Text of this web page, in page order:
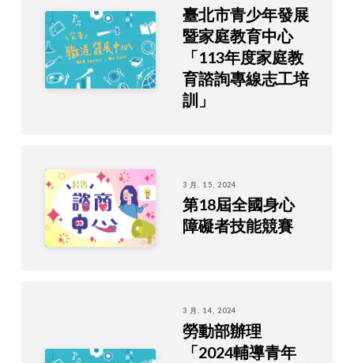
臺北市青少年發展
暨家庭教育中心
「113年度家庭教
育諮詢專線志工培
訓」
3 月. 15, 2024
第18屆全國身心
障礙者技能競賽
3 月. 14, 2024
勞動部辦理
「2024輔導青年